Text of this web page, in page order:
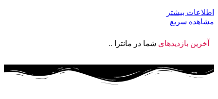
اطلاعات بیشتر
مشاهده سریع
آخرین بازدیدهای شما در مانترا ..